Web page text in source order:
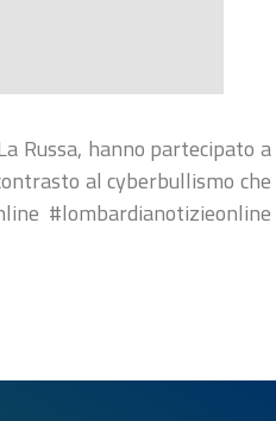
Russa, hanno partecipato a
al cyberbullismo che
#lombardianotizieonline